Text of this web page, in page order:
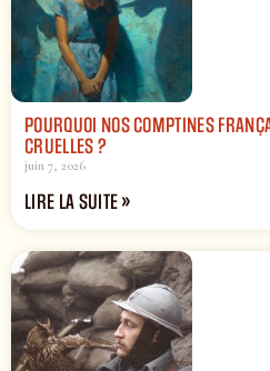
POURQUOI NOS COMPTINES
CRUELLES ?
juin 7, 2026
LIRE LA SUITE »